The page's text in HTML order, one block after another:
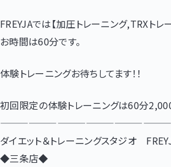
FREYJAでは【加圧トレーニング,TRXトレ
お時間は60分です。
体験トレーニングお待ちしてます！！
初回限定の体験トレーニングは60分2,000
ダイエット＆トレーニングスタジオ
◆三条店◆